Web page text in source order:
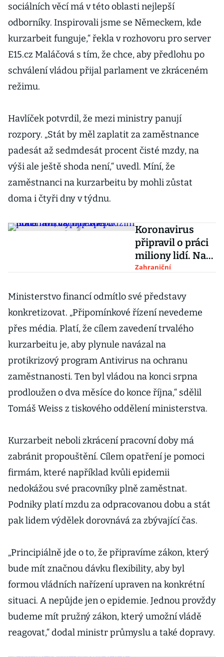
sociálních věcí má v této oblasti nejlepší
odborníky. Inspirovali jsme se Německem, kde
kurzarbeit funguje,“ řekla v rozhovoru pro server
E15.cz Maláčová s tím, že chce, aby předlohu po
schválení vládou přijal parlament ve zkráceném
režimu.
Havlíček potvrdil, že mezi ministry panují
rozpory. „Stát by měl zaplatit za zaměstnance
padesát až sedmdesát procent čisté mzdy, na
výši ale ještě shoda není,“ uvedl. Míní, že
zaměstnanci na kurzarbeitu by mohli zůstat
doma i čtyři dny v týdnu.
Koronavirus
připravil o práci
miliony lidí. Na
podzim bude
experti
Zahraniční
Ministerstvo financí odmítlo své představy
konkretizovat. „Připomínkové řízení nevedeme
přes média. Platí, že cílem zavedení trvalého
kurzarbeitu je, aby plynule navázal na
protikrizový program Antivirus na ochranu
zaměstnanosti. Ten byl vládou na konci srpna
prodloužen o dva měsíce do konce října,“ sdělil
Tomáš Weiss z tiskového oddělení ministerstva.
Kurzarbeit neboli zkrácení pracovní doby má
zabránit propouštění. Cílem opatření je pomoci
firmám, které například kvůli epidemii
nedokážou své pracovníky plně zaměstnat.
Podniky platí mzdu za odpracovanou dobu a stát
pak lidem výdělek dorovnává za zbývající čas.
„Principiálně jde o to, že připravíme zákon, který
bude mít značnou dávku flexibility, aby byl
formou vládních nařízení upraven na konkrétní
situaci. A nepůjde jen o epidemie. Jednou provždy
budeme mít pružný zákon, který umožní vládě
reagovat,“ dodal ministr průmyslu a také dopravy.